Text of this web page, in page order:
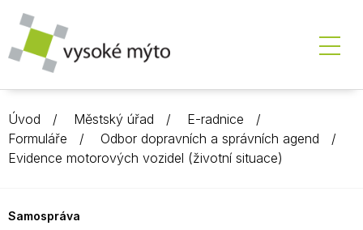
Úvod Městský úřad
E-radnice
Formuláře
Odbor dopravních a správních agend
Evidence motorových vozidel (životní situace)
Samospráva